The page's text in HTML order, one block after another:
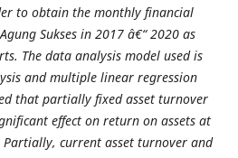
to obtain the monthly financial
Sukses in 2017 â€“ 2020 as
The data analysis model used is
and multiple linear regression
that partially fixed asset turnover
effect on return on assets at
Partially, current asset turnover and